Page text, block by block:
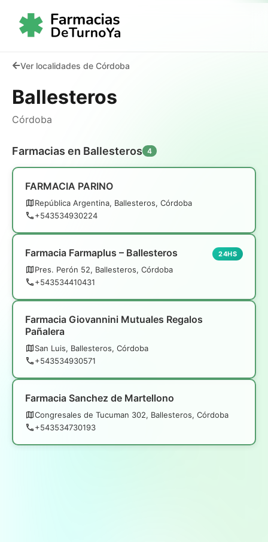
Ver localidades de Córdoba
Ballesteros
Córdoba
Farmacias en Ballesteros 4
FARMACIA PARINO
República Argentina, Ballesteros, Córdoba
+543534930224
Farmacia Farmaplus – Ballesteros
Pres. Perón 52, Ballesteros, Córdoba
+543534410431
24HS
Farmacia Giovannini Mutuales Regalos
Pañalera
San Luis, Ballesteros, Córdoba
+543534930571
Farmacia Sanchez de Martellono
Congresales de Tucuman 302, Ballesteros, Córdoba
+543534730193